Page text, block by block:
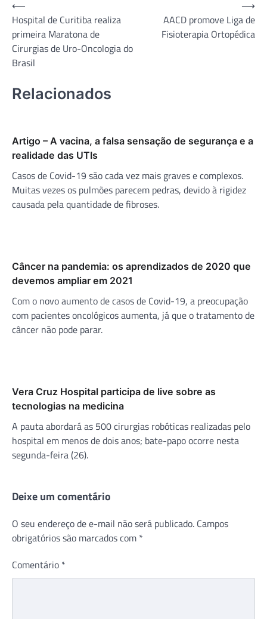
Navegação
de
Post
⟵
Hospital de Curitiba realiza
primeira Maratona de
Cirurgias de Uro-Oncologia do
Brasil
AACD promove Liga de
Fisioterapia Ortopédica
⟶
Relacionados
Artigo – A vacina, a falsa sensação de segurança e a
realidade das UTIs
Casos de Covid-19 são cada vez mais graves e complexos.
Muitas vezes os pulmões parecem pedras, devido à rigidez
causada pela quantidade de fibroses.
Câncer na pandemia: os aprendizados de 2020 que
devemos ampliar em 2021
Com o novo aumento de casos de Covid-19, a preocupação
com pacientes oncológicos aumenta, já que o tratamento de
câncer não pode parar.
Vera Cruz Hospital participa de live sobre as
tecnologias na medicina
A pauta abordará as 500 cirurgias robóticas realizadas pelo
hospital em menos de dois anos; bate-papo ocorre nesta
segunda-feira (26).
Deixe um comentário
O seu endereço de e-mail não será publicado. Campos
obrigatórios são marcados com *
Comentário *